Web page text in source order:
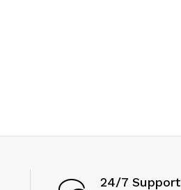
24/7 Support